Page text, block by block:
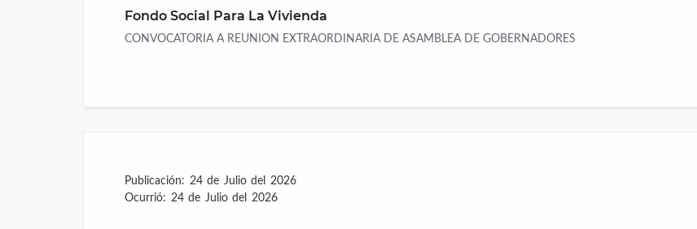
Fondo Social Para La Vivienda
CONVOCATORIA A REUNION EXTRAORDINARIA DE ASAMBLEA DE GOBERNADORES
Publicación: 24 de Julio del 2026
Ocurrió: 24 de Julio del 2026